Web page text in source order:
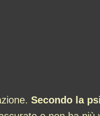
Secondo la